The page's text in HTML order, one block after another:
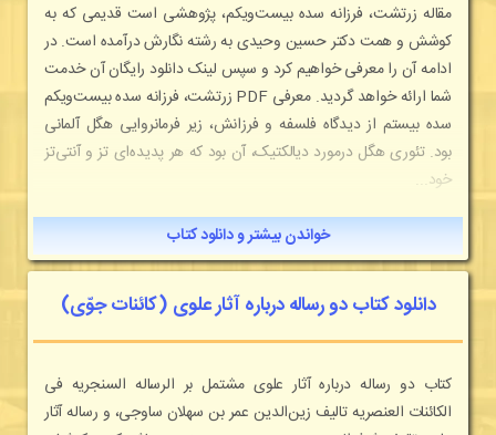
مقاله زرتشت، فرزانه سده بیست‌و‌یکم، پژوهشی است قدیمی که به
کوشش و همت دکتر حسین وحیدی به رشته نگارش درآمده است. در
ادامه آن را معرفی خواهیم کرد و سپس لینک دانلود رایگان آن خدمت
شما ارائه خواهد گردید. معرفی PDF زرتشت، فرزانه سده بیست‌و‌یکم
سده بیستم از دیدگاه فلسفه و فرزانش، زیر فرمانروایی هگل آلمانی
بود. تئوری هگل درمورد دیالکتیک، آن بود که هر پدیده‌ای تز و آنتی‌تز
خود...
خواندن بیشتر و دانلود کتاب
دانلود کتاب دو رساله درباره آثار علوی (کائنات جوّی)
کتاب دو رساله درباره آثار علوی مشتمل بر الرساله السنجریه فی
الکائنات العنصریه تالیف زین‌الدین عمر بن سهلان ساوجی، و رساله آثار